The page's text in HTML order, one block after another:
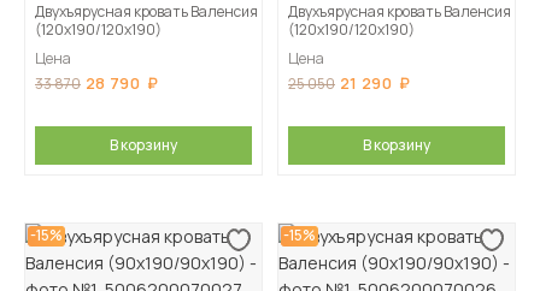
Двухъярусная кровать Валенсия
(120х190/120х190)
Цена
33 870 28 790
В корзину
Двухъярусная кровать Валенсия
(120х190/120х190)
Цена
25 050 21 290
В корзину
-15% -15%